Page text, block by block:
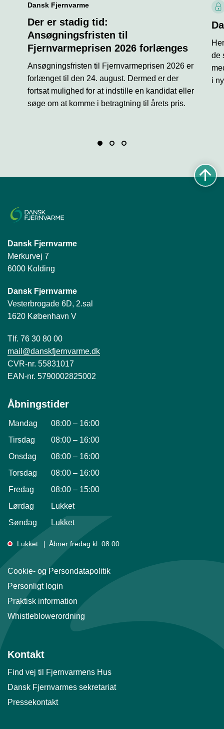
Dansk Fjernvarme
Der er stadig tid:
Ansøgningsfristen til
Fjernvarmeprisen 2026 forlænges
Ansøgningsfristen til Fjernvarmeprisen 2026 er
forlænget til den 24. august. Dermed er der
fortsat mulighed for at indstille en kandidat eller
søge om at komme i betragtning til årets pris.
L
å
i
k
de
i
Dansk Fjernvarme
Merkurvej 7
6000 Kolding
Dansk Fjernvarme
Vesterbrogade 6D, 2.sal
1620 København V
Tlf. 76 30 80 00
mail@danskfjernvarme.dk
CVR-nr. 55831017
EAN-nr. 5790002825002
Åbningstider
Mandag 08:00 – 16:00
Tirsdag
08:00 – 16:00
Onsdag
08:00 – 16:00
Torsdag
08:00 – 16:00
Fredag
08:00 – 15:00
Lørdag
Lukket
Søndag
Lukket
Lukket Åbner fredag kl. 08:00
Cookie- og Persondatapolitik
Personligt login
Praktisk information
Whistleblowerordning
Kontakt
Find vej til Fjernvarmens Hus
Dansk Fjernvarmes sekretariat
Pressekontakt